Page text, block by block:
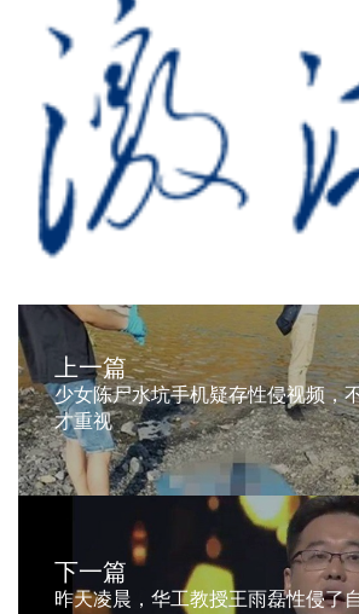
上一篇
少女陈尸水坑手机疑存性侵视频，
才重视
下一篇
昨天凌晨，华工教授王雨磊性侵了